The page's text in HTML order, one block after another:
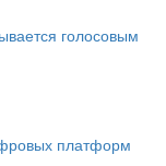
голосовым
платформ